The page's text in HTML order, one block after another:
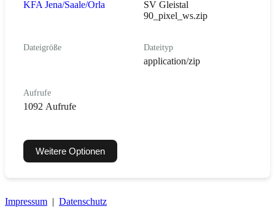
KFA Jena/Saale/Orla
SV Gleistal
90_pixel_ws.zip
Dateigröße Dateityp
application/zip
Aufrufe
1092 Aufrufe
Weitere Optionen
Impressum | Datenschutz